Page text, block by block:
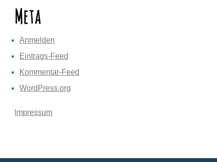
Meta
Anmelden
Eintrags-Feed
Kommentar-Feed
WordPress.org
Impressum